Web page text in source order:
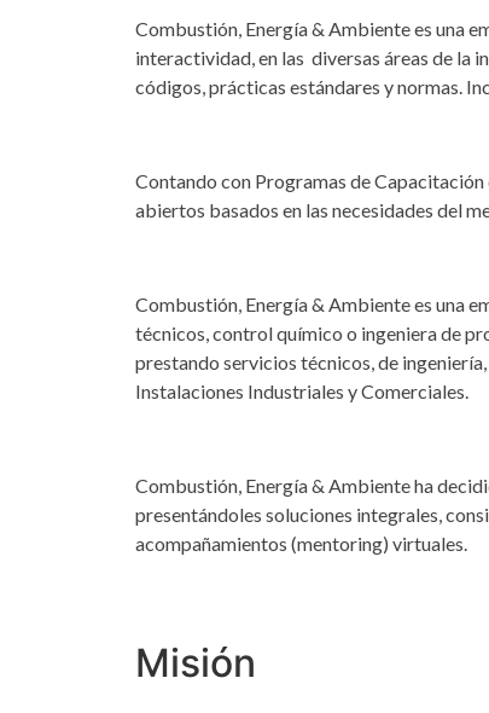
Combustión, Energía & Ambiente es una
interactividad, en las diversas áreas de la
códigos, prácticas estándares y normas.
Contando con Programas de
abiertos basados en las necesidades del
Combustión, Energía & Ambiente es una
técnicos, control químico o ingeniera de
prestando servicios técnicos, de
Instalaciones Industriales y Comerciales.
Combustión, Energía & Ambiente ha
presentándoles soluciones integrales,
acompañamientos (mentoring) virtuales.
Misión